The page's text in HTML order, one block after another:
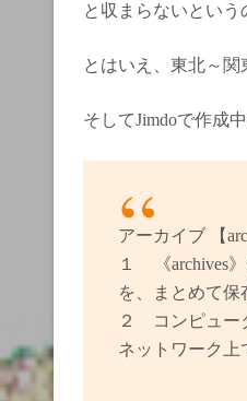
と収まらないとい
とはいえ、東北～
そしてJimdoで作成
アーカイブ 【
１ 《archives
を、まとめて
２ コンピュー
ネットワーク上